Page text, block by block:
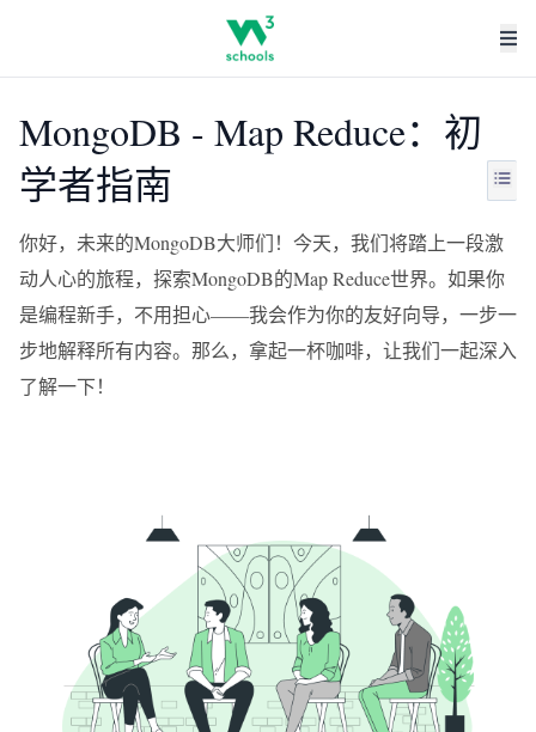
MongoDB - Map Reduce：初
学者指南
你好，未来的MongoDB大师们！今天，我们将踏上一段激
动人心的旅程，探索MongoDB的Map Reduce世界。如果你
是编程新手，不用担心——我会作为你的友好向导，一步一
步地解释所有内容。那么，拿起一杯咖啡，让我们一起深入
了解一下！